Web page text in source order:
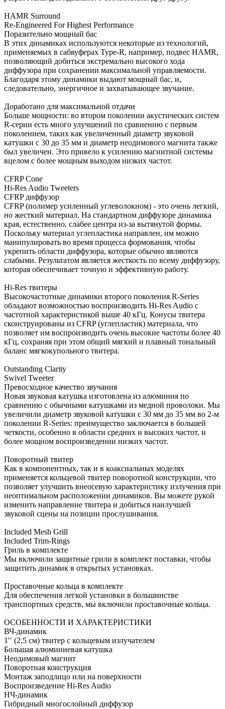
HAMR Surround
Re-Engineered For Highest Performance
Поразительно мощный бас
В этих динамиках используются некоторые из технологий,
применяемых в сабвуферах Type-R, например, подвес HAMR,
позволяющий добиться экстремально высокого хода
диффузора при сохранении максимальной управляемости.
Благодаря этому динамики выдают мощный бас, и,
следовательно, энергичное и захватывающее звучание.
Доработано для максимальной отдачи
Больше мощности: во втором поколении акустических систем
R-серии есть много улучшений по сравнению с первым
поколением, таких как увеличенный диаметр звуковой
катушки с 30 до 35 мм и диаметр неодимового магнита также
был увеличен. Это привело к усилению магнитной системы
вцелом с более мощным выходом низких частот.
CFRP Cone
Hi-Res Audio Tweeters
CFRP диффузор
CFRP (полимер усиленный углеволокном) - это очень легкий,
но жесткий материал. На стандартном диффузоре динамика
края, естественно, слабее центра из-за вытянутой формы.
Поскольку материал углепластика направлен, им можно
манипулировать во время процесса формования, чтобы
укрепить области диффузора, которые обычно являются
слабыми. Результатом является жесткость по всему диффузору,
которая обеспечивает точную и эффективную работу.
Hi-Res твитеры
Высокочастотные динамики второго поколения R-Series
обладают возможностью воспроизводить Hi-Res Audio с
частотной характеристикой выше 40 кГц. Конусы твитера
сконструированы из CFRP (углепластик) материала, что
позволяет им воспроизводить очень высокие частоты более 40
кГц, сохраняя при этом общий мягкий и плавный тональный
баланс мягкокупольного твитера.
Outstanding Clarity
Swivel Tweeter
Превосходное качество звучания
Новая звуковая катушка изготовлена из алюминия по
сравнению с обычными катушками из медной проволоки. Мы
увеличили диаметр звуковой катушки с 30 мм до 35 мм во 2-м
поколении R-Series: преимущество заключается в большей
четкости, особенно в области средних и высоких частот, и
более мощном воспроизведении низких частот.
Поворотный твитер
Как в компонентных, так и в коаксиальных моделях
применяется кольцевой твитер поворотной конструкции, что
позволяет улучшить внеосевую характеристику излучения при
неоптимальном расположении динамиков. Вы можете рукой
изменить направление твитера и добиться наилучшей
звуковой сцены на позиции прослушивания.
Included Mesh Grill
Included Trim-Rings
Гриль в комплекте
Мы включили защитные грили в комплект поставки, чтобы
защитить динамик в открытых установках.
Проставочные кольца в комплекте
Для обеспечения легкой установки в большинстве
транспортных средств, мы включили проставочные кольца.
ОСОБЕННОСТИ И ХАРАКТЕРИСТИКИ
ВЧ-динамик
1′′ (2,5 см) твитер с кольцевым излучателем
Большая алюминиевая катушка
Неодимовый магнит
Поворотная конструкция
Монтаж заподлицо или на поверхности
Воспроизведение Hi-Res Audio
НЧ-динамик
Гибридный многослойный диффузор